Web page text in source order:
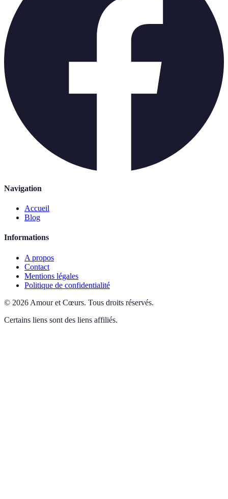
Navigation
Accueil
Blog
Informations
A propos
Contact
Mentions légales
Politique de confidentialité
© 2026 Amour et Cœurs. Tous droits réservés.
Certains liens sont des liens affiliés.